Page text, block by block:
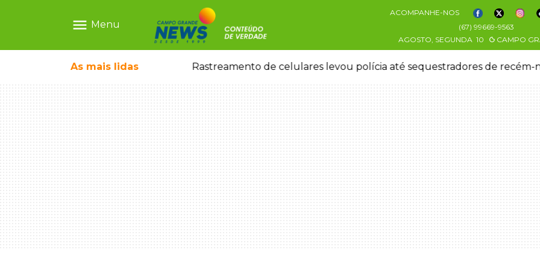
menu Menu
ACOMPANHE-NOS
(67) 99669-9563
AGOSTO, SEGUNDA 10 CAMPO
As mais lidas
de celulares levou polícia até sequestradores de recém-nascida